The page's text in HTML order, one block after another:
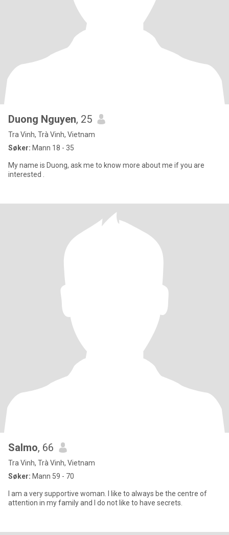
Duong Nguyen, 25
Tra Vinh, Trà Vinh, Vietnam
Søker: Mann 18 - 35
My name is Duong, ask me to know more about me if you are
interested .
Salmo, 66
Tra Vinh, Trà Vinh, Vietnam
Søker: Mann 59 - 70
I am a very supportive woman. I like to always be the centre of
attention in my family and I do not like to have secrets.